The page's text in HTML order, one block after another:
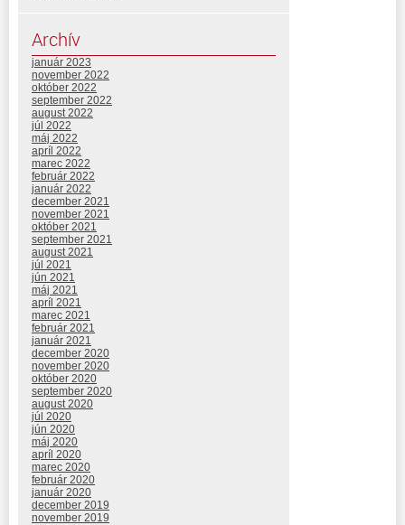
Archív
január 2023
november 2022
október 2022
september 2022
august 2022
júl 2022
máj 2022
apríl 2022
marec 2022
február 2022
január 2022
december 2021
november 2021
október 2021
september 2021
august 2021
júl 2021
jún 2021
máj 2021
apríl 2021
marec 2021
február 2021
január 2021
december 2020
november 2020
október 2020
september 2020
august 2020
júl 2020
jún 2020
máj 2020
apríl 2020
marec 2020
február 2020
január 2020
december 2019
november 2019